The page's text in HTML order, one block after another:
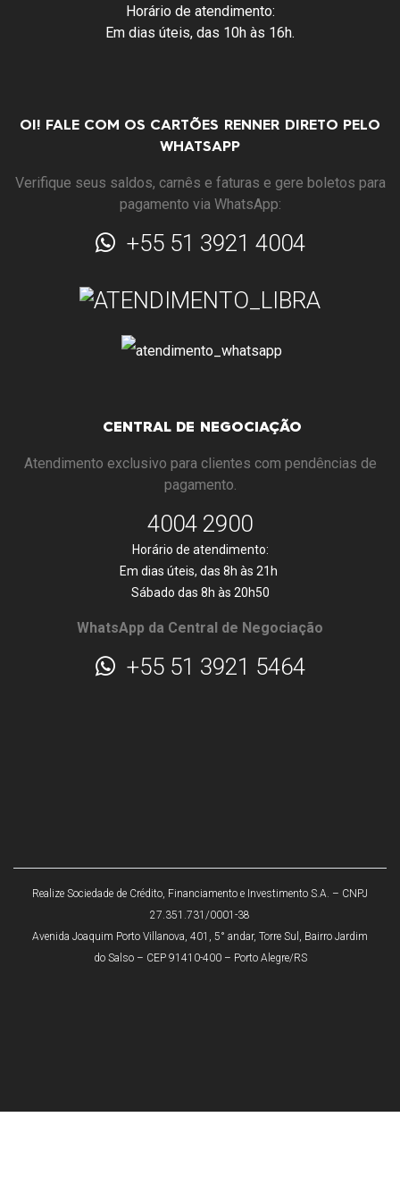
Horário de atendimento:
Em dias úteis, das 10h às 16h.
OI! FALE COM OS CARTÕES RENNER DIRETO PELO
WHATSAPP
Verifique seus saldos, carnês e faturas e gere boletos para
pagamento via WhatsApp:
+55 51 3921 4004
CENTRAL DE NEGOCIAÇÃO
Atendimento exclusivo para clientes com pendências de
pagamento.
4004 2900
Horário de atendimento:
Em dias úteis, das 8h às 21h
Sábado das 8h às 20h50
WhatsApp da Central de Negociação
+55 51 3921 5464
Realize Sociedade de Crédito, Financiamento e Investimento S.A. – CNPJ
27.351.731/0001-38
Avenida Joaquim Porto Villanova, 401, 5° andar, Torre Sul, Bairro Jardim
do Salso – CEP 91410-400 – Porto Alegre/RS